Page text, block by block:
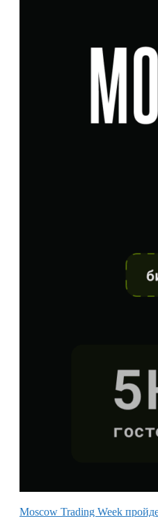
Moscow Trading Week